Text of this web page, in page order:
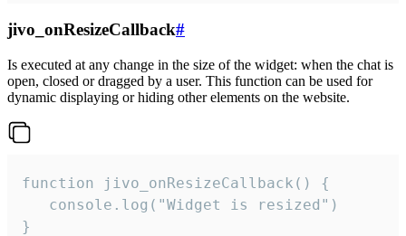
jivo_onResizeCallback#
Is executed at any change in the size of the widget: when the chat is
open, closed or dragged by a user. This function can be used for
dynamic displaying or hiding other elements on the website.
function jivo_onResizeCallback() {
   console.log("Widget is resized")
}